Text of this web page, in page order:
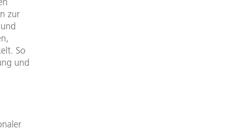
zur
So
und